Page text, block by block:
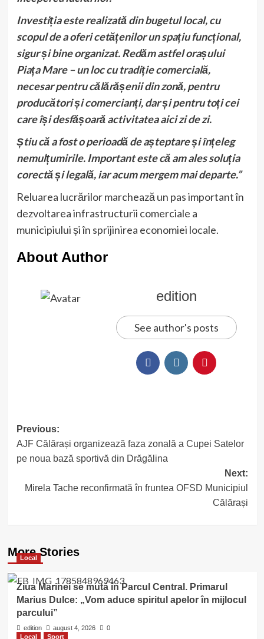
Investiția este realizată din bugetul local, cu
scopul de a oferi cetățenilor un spațiu funcțional,
sigur și bine organizat. Redăm astfel orașului
Piața Mare – un loc cu tradiție comercială,
necesar pentru călărășenii din zonă, pentru
producători și comercianți, dar și pentru toți cei
care își desfășoară activitatea aici zi de zi.
Știu că a fost o perioadă de așteptare și înțeleg
nemulțumirile. Important este că am ales soluția
corectă și legală, iar acum mergem mai departe.”
Reluarea lucrărilor marchează un pas important în
dezvoltarea infrastructurii comerciale a
municipiului și în sprijinirea economiei locale.
About Author
edition
See author's posts
Post
navigation
Previous:
AJF Călărași organizează faza zonală a Cupei Satelor
pe noua bază sportivă din Drăgălina
Next:
Mirela Tache reconfirmată în fruntea OFSD Municipiul
Călărași
More Stories
Local
Ziua Marinei se mută în Parcul Central. Primarul
Marius Dulce: „Vom aduce spiritul apelor în mijlocul
parcului”
edition august 4, 2026
0
Local
Sport